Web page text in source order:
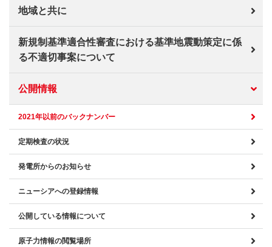
地域と共に
新規制基準適合性審査における基準地震動策定に係
る不適切事案について
公開情報
2021年以前のバックナンバー
定期検査の状況
発電所からのお知らせ
ニューシアへの登録情報
公開している情報について
原子力情報の閲覧場所